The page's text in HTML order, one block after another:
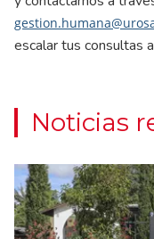
escalar tus consultas
Noticias